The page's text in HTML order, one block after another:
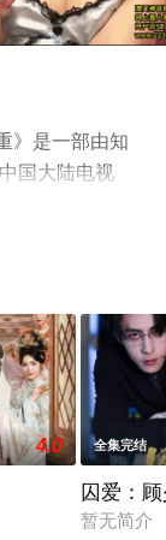
》是一部由知
国大陆电视
费观看高清无
。
4.0 全集完结
囚爱：
暂无简介